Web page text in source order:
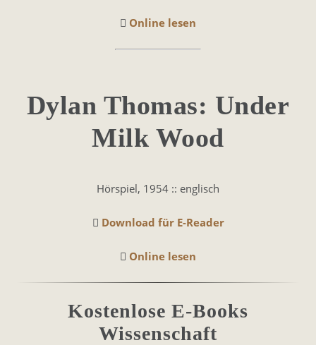
Online lesen
Dylan Thomas: Under
Milk Wood
Hörspiel, 1954 :: englisch
Download für E-Reader
Online lesen
Kostenlose E-Books
Wissenschaft